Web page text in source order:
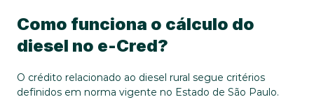
Como funciona o cálculo do
diesel no e-Cred?
O crédito relacionado ao diesel rural segue critérios
definidos em norma vigente no Estado de São Paulo.